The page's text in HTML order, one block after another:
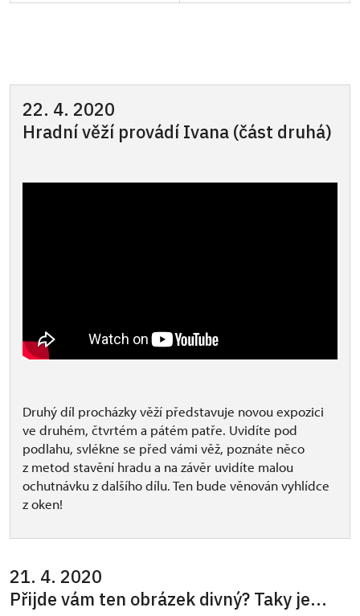
22. 4. 2020
Hradní věží provádí Ivana (část druhá)
Druhý díl procházky věží představuje novou expozici
ve druhém, čtvrtém a pátém patře. Uvidíte pod
podlahu, svlékne se před vámi věž, poznáte něco
z metod stavění hradu a na závěr uvidíte malou
ochutnávku z dalšího dílu. Ten bude věnován vyhlídce
z oken!
21. 4. 2020
Přijde vám ten obrázek divný? Taky je...